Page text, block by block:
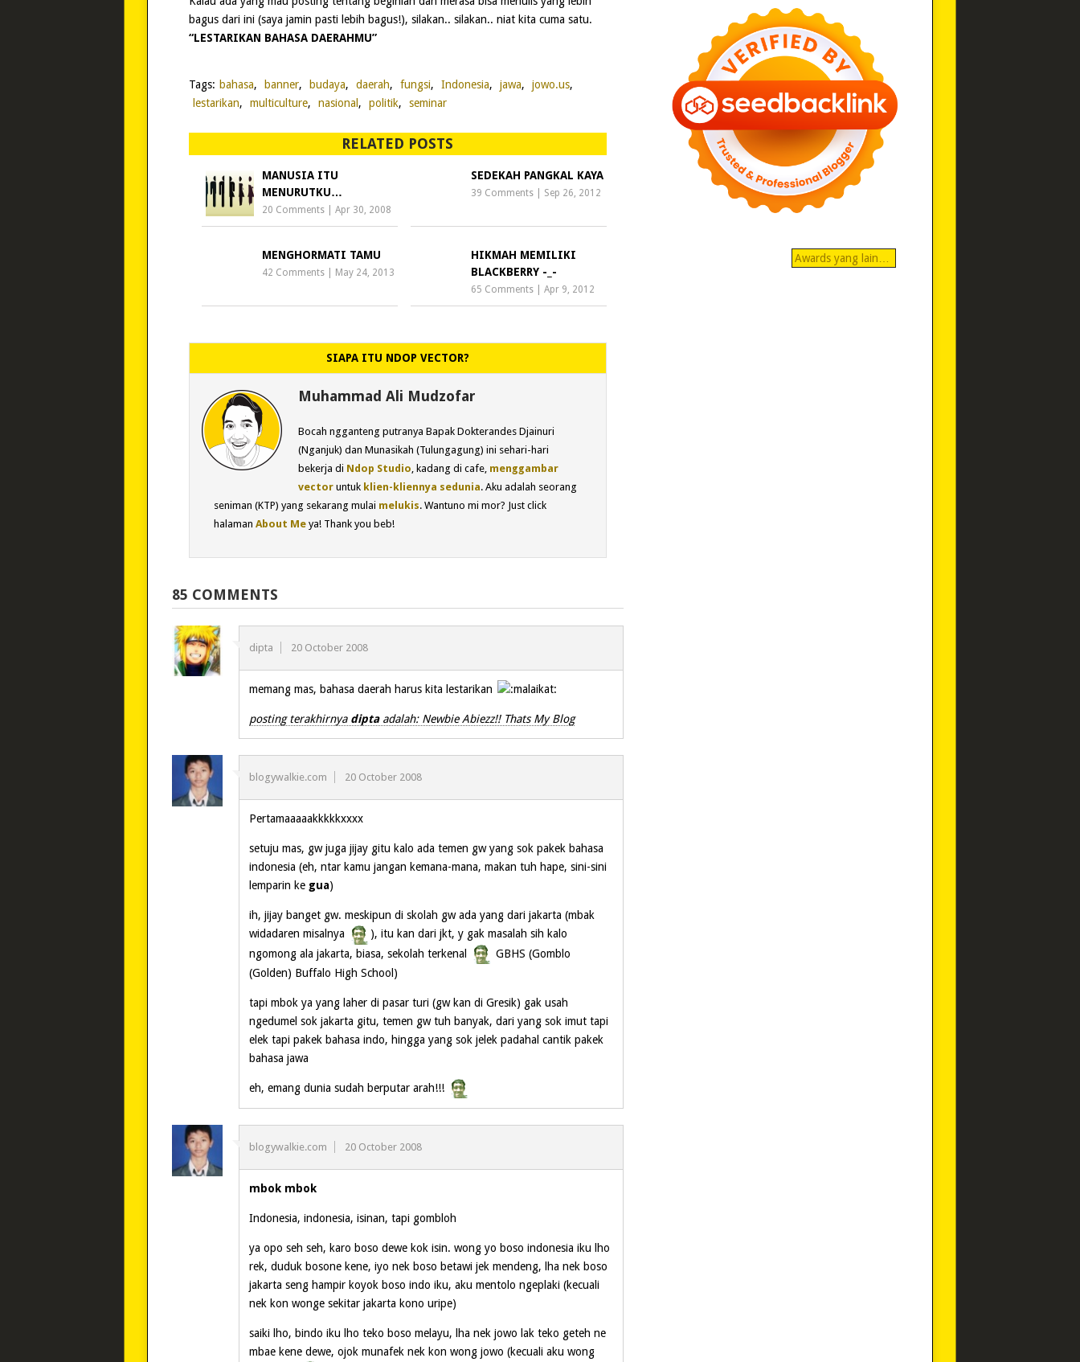
bagus dari ini (saya jamin pasti lebih bagus!), silakan.. silakan.. niat kita cuma satu.
“LESTARIKAN BAHASA DAERAHMU”
Tags: bahasa, banner, budaya, daerah, fungsi, Indonesia, jawa, jowo.us,
lestarikan, multiculture, nasional, politik, seminar
RELATED POSTS
MANUSIA ITU
MENURUTKU…
20 Comments |Apr 30, 2008
SEDEKAH PANGKAL KAYA
39 Comments| Sep 26, 2012
MENGHORMATI TAMU
42 Comments May 24, 2013
HIKMAH MEMILIKI
BLACKBERRY -_-
65 Comments| Apr 9, 2012
SIAPA ITU NDOP VECTOR?
Muhammad Ali Mudzofar
Bocah ngganteng putranya Bapak Dokterandes Djainuri
(Nganjuk) dan Munasikah (Tulungagung) ini sehari-hari
bekerja di Ndop Studio , kadang di cafe, menggambar
vectoruntuk klien-kliennya sedunia. Aku adalah seorang
seniman (KTP) yang sekarang mulai melukis. Wantuno mi mor? Just click
halaman About Meya! Thank you beb!
85 COMMENTS
dipta 20 October 2008
memang mas, bahasa daerah harus kita lestarikan
posting terakhirnya dipta adalah: Newbie Abiezz!! Thats My Blog
blogywalkie.com 20 October 2008
Pertamaaaaakkkkkxxxx
setuju mas, gw juga jijay gitu kalo ada temen gw yang sok pakek bahasa
indonesia (eh, ntar kamu jangan kemana-mana, makan tuh hape, sini-sini
lemparin ke gua)
ih, jijay banget gw. meskipun di skolah gw ada yang dari jakarta (mbak
widadaren misalnya
), itu kan dari jkt, y gak masalah sih kalo
ngomong ala jakarta, biasa, sekolah terkenal
GBHS (Gomblo
(Golden) Buffalo High School)
tapi mbok ya yang laher di pasar turi (gw kan di Gresik) gak usah
ngedumel sok jakarta gitu, temen gw tuh banyak, dari yang sok imut tapi
elek tapi pakek bahasa indo, hingga yang sok jelek padahal cantik pakek
bahasa jawa
eh, emang dunia sudah berputar arah!!!
blogywalkie.com 20 October 2008
mbok mbok
Indonesia, indonesia, isinan, tapi gombloh
ya opo seh seh, karo boso dewe kok isin. wong yo boso indonesia iku lho
rek, duduk bosone kene, iyo nek boso betawi jek mendeng, lha nek boso
jakarta seng hampir koyok boso indo iku, aku mentolo ngeplaki (kecuali
nek kon wonge sekitar jakarta kono uripe)
saiki lho, bindo iku lho teko boso melayu, lha nek jowo lak teko geteh ne
mbae kene dewe, ojok munafek nek kon wong jowo (kecuali aku wong
Awards yang lain…